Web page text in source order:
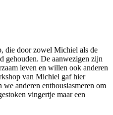
die door zowel Michiel als de
gehouden. De aanwezigen zijn
leven en willen ook anderen
van Michiel gaf hier
anderen enthousiasmeren om
vingertje maar een